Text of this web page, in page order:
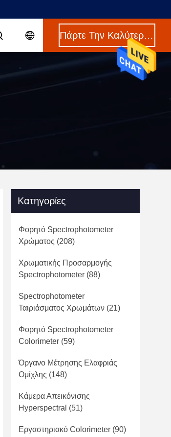
Πάρτε Την Καλύτερη Τιμή
Κατηγορίες
Φορητό Spectrophotometer
Χρώματος (208)
Χρωματικής Προσαρμογής
Spectrophotometer (88)
Spectrophotometer
Ταιριάσματος Χρωμάτων (21)
Φορητό Spectrophotometer
Colorimeter (59)
Όργανο Μέτρησης Ελαφριάς
Ομίχλης (148)
Κάμερα Απεικόνισης
Hyperspectral (51)
Εργαστηριακό Colorimeter (90)